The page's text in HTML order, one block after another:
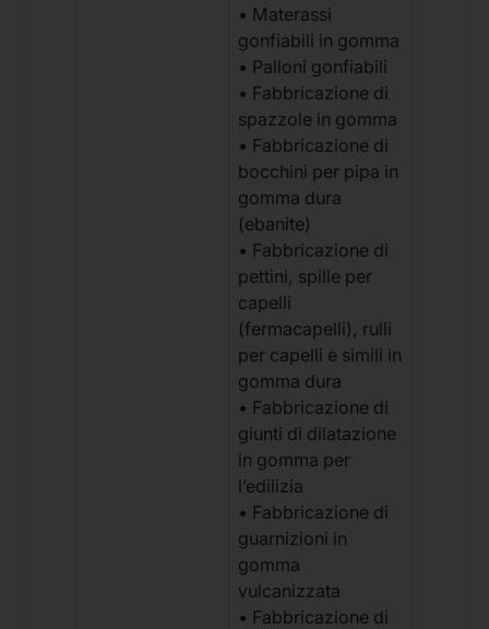
• Materassi
gonfiabili in gomma
• Palloni gonfiabili
• Fabbricazione di
spazzole in gomma
• Fabbricazione di
bocchini per pipa in
gomma dura
(ebanite)
• Fabbricazione di
pettini, spille per
capelli
(fermacapelli), rulli
per capelli e simili in
gomma dura
• Fabbricazione di
giunti di dilatazione
in gomma per
l’edilizia
• Fabbricazione di
guarnizioni in
gomma
vulcanizzata
• Fabbricazione di